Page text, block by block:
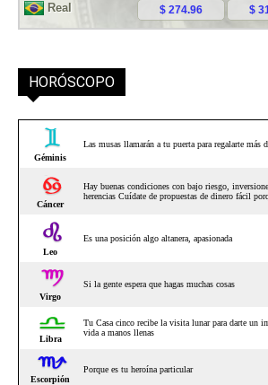
HORÓSCOPO